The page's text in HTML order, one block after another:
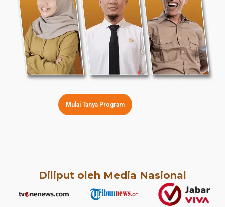
Mulai Tanya Program
Diliput oleh Media Nasional